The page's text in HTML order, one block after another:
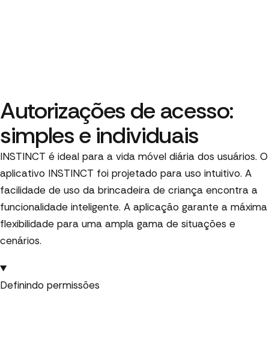
Autorizações de acesso:
simples e individuais
INSTINCT é ideal para a vida móvel diária dos usuários. O
aplicativo INSTINCT foi projetado para uso intuitivo. A
facilidade de uso da brincadeira de criança encontra a
funcionalidade inteligente. A aplicação garante a máxima
flexibilidade para uma ampla gama de situações e
cenários.
Definindo permissões